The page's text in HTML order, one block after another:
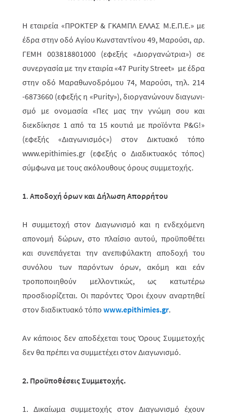
Η εταιρεία «ΠΡΟΚΤΕΡ & ΓΚΑΜΠΛ ΕΛΛΑΣ M.Ε.Π.Ε.» με
έδρα στην οδό Αγίου Κωνσταντίνου 49, Μαρούσι, αρ.
ΓΕΜΗ 003818801000 (εφεξής «Διοργανώτρια») σε
συνεργασία με την εταιρία «47 Purity Street» με έδρα
στην οδό Μαραθωνοδρόμου 74, Μαρούσι, τηλ. 214
-6873660 (εφεξής η «Purity»), διοργανώνουν διαγωνι­
σμό με ονομασία «Πες μας την γνώμη σου και
διεκδίκησε 1 από τα 15 κουτιά με προϊόντα P&G!»
(εφεξής «Διαγωνισμός») στον Δικτυακό τόπο
www.epithimies.gr (εφεξής ο Διαδικτυακός τόπος)
σύμφωνα με τους ακόλουθους όρους συμμετοχής.
1. Αποδοχή όρων και Δήλωση Απορρήτου
Η συμμετοχή στον Διαγωνισμό και η ενδεχόμενη
απονομή δώρων, στο πλαίσιο αυτού, προϋποθέτει
και συνεπάγεται την ανεπιφύλακτη αποδοχή του
συνόλου των παρόντων όρων, ακόμη και εάν
τροποποιηθούν μελλοντικώς, ως κατω­τέ­ρω
προσδιορίζεται. Οι παρόντες Όροι έχουν αναρτηθεί
στον διαδι­κτυακό τόπο www.epithimies.gr.
Αν κάποιος δεν αποδέχεται τους Όρους Συμμετοχής
δεν θα πρέπει να συμμετέχει στον Διαγωνισμό.
2. Προϋποθέσεις Συμμετοχής.
1. Δικαίωμα συμμετοχής στον Διαγωνισμό έχουν